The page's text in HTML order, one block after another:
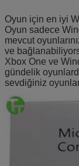
Oyun için en iyi
Oyun sadece
mevcut
ve
Xbox One ve
gündelik
sevdiğiniz